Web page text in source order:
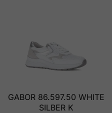
GABOR 86.597.50 WHITE
SILBER K